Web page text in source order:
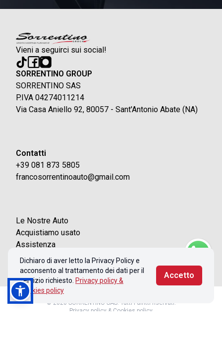
Vieni a seguirci sui social!
SORRENTINO GROUP
SORRENTINO SAS
P.IVA 04274011214
Via Casa Aniello 92, 80057 - Sant'Antonio Abate (NA)
Contatti
+39 081 873 5805
francosorrentinoauto@gmail.com
Le Nostre Auto
Acquistiamo usato
Assistenza
Contatti
Dichiaro di aver letto la Privacy Policy e
acconsento al trattamento dei dati per il
servizio richiesto. Privacy policy &
Cookies policy
Accetto
© 2026 SORRENTINO SAS. Tutti i diritti riservati.
Privacy policy & Cookies policy